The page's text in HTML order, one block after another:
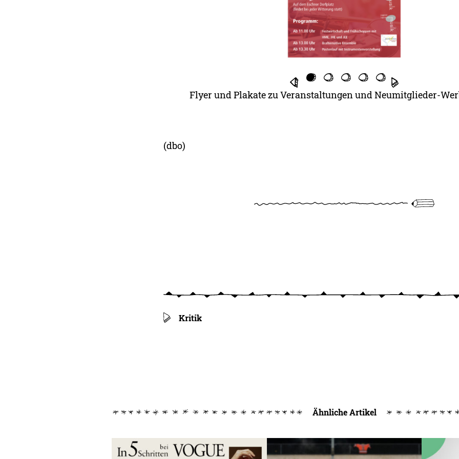
Flyer und Plakate zu Veranstaltungen und Neumitglieder-
(dbo)
Kritik
Ähnliche Artikel